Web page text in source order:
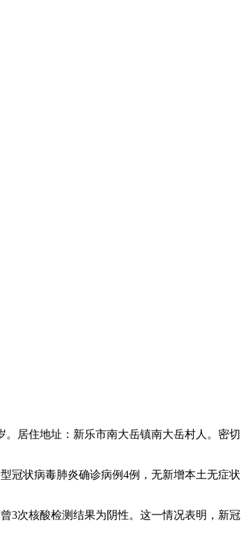
居住地址：新乐市南大岳镇南大岳村人。密切
冠状病毒肺炎确诊病例4例，无新增本土无症状
3次核酸检测结果为阴性。这一情况表明，新冠